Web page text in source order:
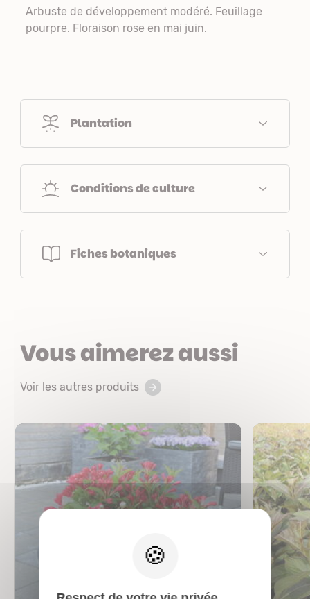
Arbuste de développement modéré. Feuillage
pourpre. Floraison rose en mai juin.
Plantation
Conditions de culture
Fiches botaniques
Vous aimerez aussi
Voir les autres produits